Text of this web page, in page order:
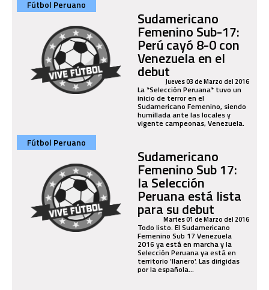
Fútbol Peruano
Sudamericano
Femenino Sub-17:
Perú cayó 8-0 con
Venezuela en el
debutJueves 03 de Marzo del 2016
La *Selección Peruana* tuvo un
inicio de terror en el
Sudamericano Femenino, siendo
humillada ante las locales y
vigente campeonas, Venezuela.
Fútbol Peruano
Sudamericano
Femenino Sub 17:
la Selección
Peruana está lista
para su debut
Martes 01 de Marzo del 2016
Todo listo. El Sudamericano
Femenino Sub 17 Venezuela
2016 ya está en marcha y la
Selección Peruana ya está en
territorio 'llanero'. Las dirigidas
por la española...